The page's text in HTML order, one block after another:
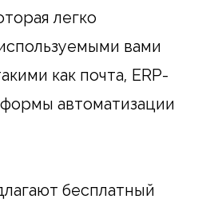
легко
вами
как почта, ERP-
автоматизации
бесплатный